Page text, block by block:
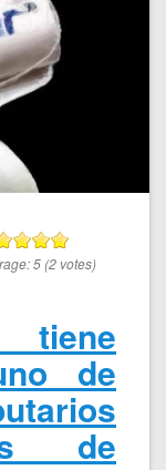
5(2 votes)
de
de